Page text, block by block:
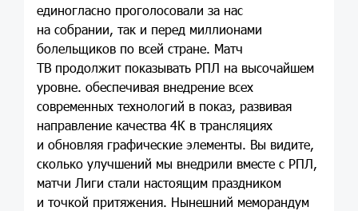
единогласно проголосовали за нас
на собрании, так и перед миллионами
болельщиков по всей стране. Матч
ТВ продолжит показывать РПЛ на высочайшем
уровне. обеспечивая внедрение всех
современных технологий в показ, развивая
направление качества 4К в трансляциях
и обновляя графические элементы. Вы видите,
сколько улучшений мы внедрили вместе с РПЛ,
матчи Лиги стали настоящим праздником
и точкой притяжения. Нынешний меморандум